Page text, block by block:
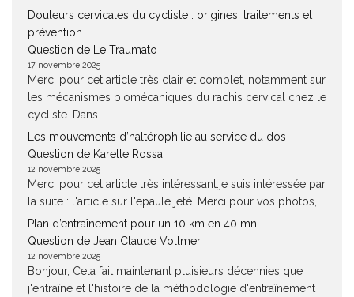
Douleurs cervicales du cycliste : origines, traitements et
prévention
Question de Le Traumato
17 novembre 2025
Merci pour cet article très clair et complet, notamment sur
les mécanismes biomécaniques du rachis cervical chez le
cycliste. Dans...
Les mouvements d’haltérophilie au service du dos
Question de Karelle Rossa
12 novembre 2025
Merci pour cet article très intéressant.je suis intéressée par
la suite : l'article sur l'epaulé jeté. Merci pour vos photos,...
Plan d’entraînement pour un 10 km en 40 mn
Question de Jean Claude Vollmer
12 novembre 2025
Bonjour, Cela fait maintenant pluisieurs décennies que
j'entraîne et l'histoire de la méthodologie d'entraînement